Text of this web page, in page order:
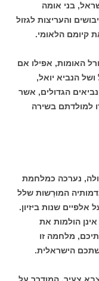
בני אומה
והעריצות לגזול
הלאומי.
האומות, אפילו אם
הנביא יואל,
הגדולים, אשר
למולדתם בשירה
נערכה כמלחמת
המוּרָשות שלל
שנות ביזיון.
הולמות את
מלחמה זו
הישראלית.